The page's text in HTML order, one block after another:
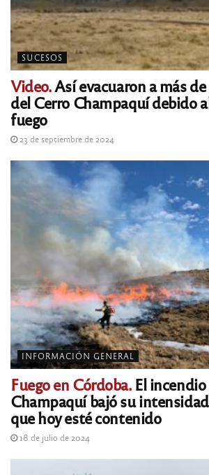
SUCESOS
Video.Así evacuaron a más
del Cerro Champaquí debido
fuego
23 de septiembre de 2024
INFORMACIÓN GENERAL
Fuego en Córdoba.El incendio
Champaquí bajó su
que hoy esté contenido
18 de julio de 2024